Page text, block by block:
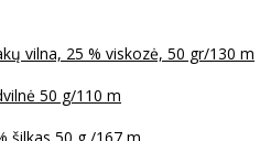
vilna, 25 % viskozė, 50 gr/130 m
50 g/110 m
šilkas 50 g /167 m